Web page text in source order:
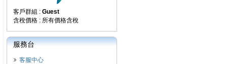
客戶群組 : Guest
含稅價格 : 所有價格含稅
服務台
客服中心